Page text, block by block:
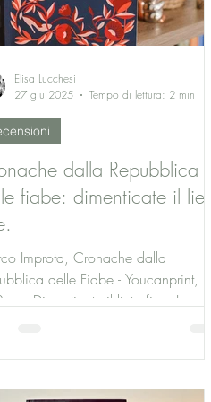
dalla Repubblica
fiabe: dimenticate il lieto
Improta, Cronache dalla
delle Fiabe - Youcanprint,
Dimenticate il lieto fine. In
Elisa Lucchesi
27 giu 2025
Tempo di lettura: 2 min